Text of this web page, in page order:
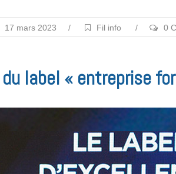
17 mars 2023 / Fil info / 0
label « entreprise